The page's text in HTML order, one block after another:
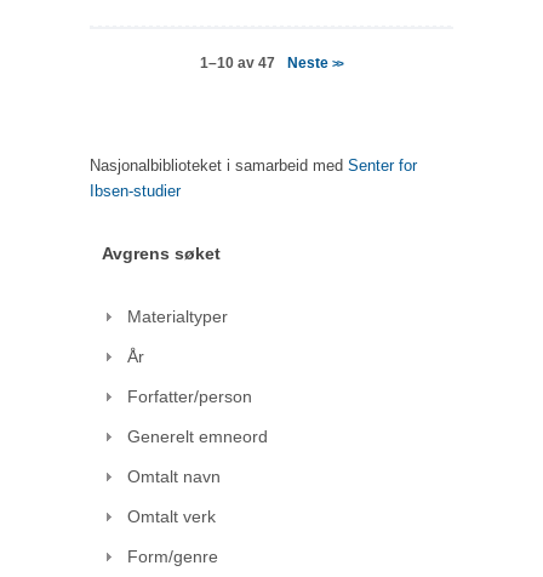
1–10 av 47 Neste>>
Nasjonalbiblioteket i samarbeid med Senter for
Ibsen-studier
Avgrens søket
Materialtyper
År
Forfatter/person
Generelt emneord
Omtalt navn
Omtalt verk
Form/genre